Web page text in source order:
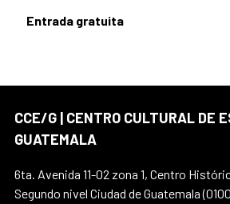
Entrada gratuita
CCE/G | CENTRO CULTURAL DE
GUATEMALA
6ta. Avenida 11-02 zona 1, Centro
Segundo nivel Ciudad de Guatemala